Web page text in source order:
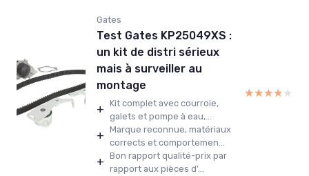
Gates
Test Gates KP25049XS :
un kit de distri sérieux
mais à surveiller au
montage
+ Kit complet avec courroie,
galets et pompe à eau,...
+ Marque reconnue, matériaux
corrects et comportemen...
+ Bon rapport qualité-prix par
rapport aux pièces d’...
★★★★★
★★★★★